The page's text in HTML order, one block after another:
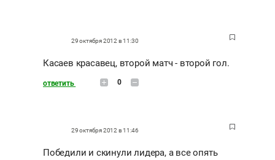
29 октября 2012 в 11:30
Касаев красавец, второй матч - второй гол.
ответить 0
29 октября 2012 в 11:46
Победили и скинули лидера, а все опять